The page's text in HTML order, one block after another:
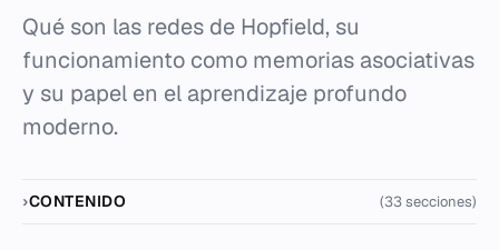
Qué son las redes de Hopfield, su
funcionamiento como memorias asociativas
y su papel en el aprendizaje profundo
moderno.
CONTENIDO (33 secciones)